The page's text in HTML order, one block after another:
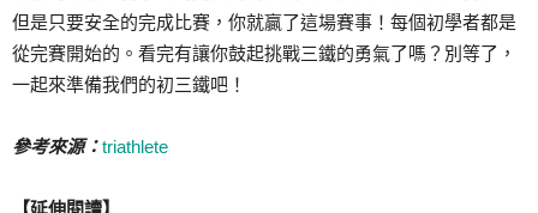
但是只要安全的完成比賽，你就贏了這場賽事！每個初學者都是
從完賽開始的。看完有讓你鼓起挑戰三鐵的勇氣了嗎？別等了，
一起來準備我們的初三鐵吧！
參考來源：triathlete
【延伸閱讀】